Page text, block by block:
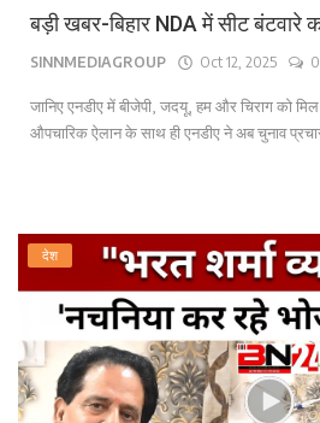
बड़ी खबर-बिहार NDA में सीट बंटवारे
SINNMEDIAGROUP Oct 12, 2025 0
जानिए एनडीए में बीजेपी, जदयू, हम और चिराग को
औपचारिक ऐलान के साथ ही एनडीए ने अब चुनाव
देश